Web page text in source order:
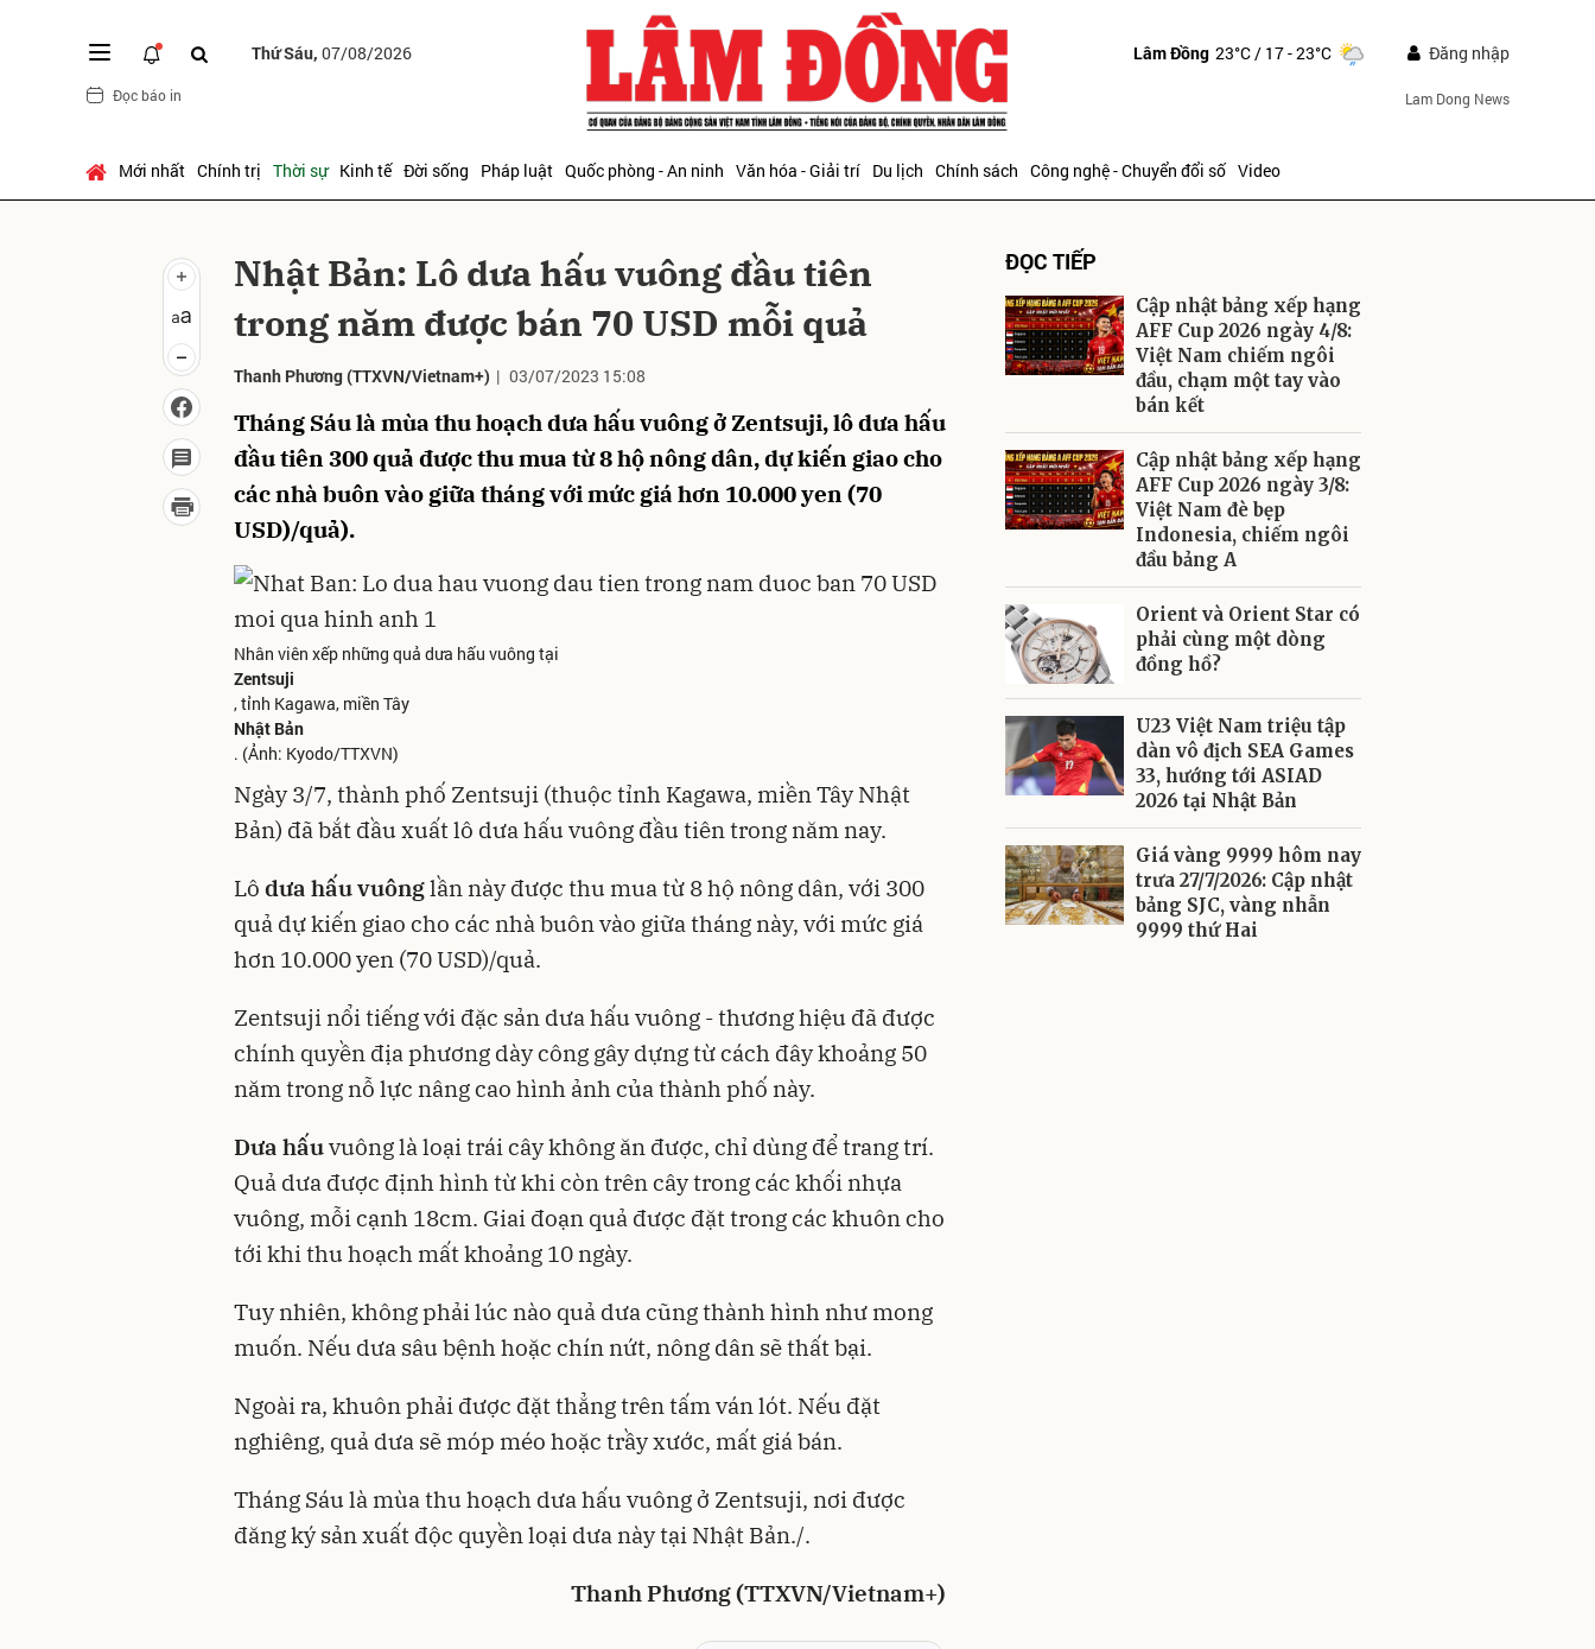
Thứ Sáu, 07/08/2026
Đọc báo in
Lâm Đồng 23°C/ 17 - 23°C Đăng nhập
Lam Dong News
Mới nhất Chính trị Thời sự Kinh tế Đời sống Pháp luật Quốc phòng - An ninh Văn hóa - Giải trí Du lịch Chính sách Công nghệ - Chuyển đổi số Video
Nhật Bản: Lô dưa hấu vuông đầu tiên
trong năm được bán 70 USD mỗi quả
Thanh Phương(TTXVN/Vietnam+) | 03/07/2023 15:08
Tháng Sáu là mùa thu hoạch dưa hấu vuông ở Zentsuji, lô dưa hấu
đầu tiên 300 quả được thu mua từ 8 hộ nông dân, dự kiến giao cho
các nhà buôn vào giữa tháng với mức giá hơn 10.000 yen (70
USD)/quả).
Nhân viên xếp những quả dưa hấu vuông tại
Zentsuji
, tỉnh Kagawa, miền Tây
Nhật Bản
. (Ảnh: Kyodo/TTXVN)
Ngày 3/7, thành phố Zentsuji (thuộc tỉnh Kagawa, miền Tây Nhật
Bản) đã bắt đầu xuất lô dưa hấu vuông đầu tiên trong năm nay.
Lô dưa hấu vuônglần này được thu mua từ 8 hộ nông dân, với 300
quả dự kiến giao cho các nhà buôn vào giữa tháng này, với mức giá
hơn 10.000 yen (70 USD)/quả.
Zentsuji nổi tiếng với đặc sản dưa hấu vuông - thương hiệu đã được
chính quyền địa phương dày công gây dựng từ cách đây khoảng 50
năm trong nỗ lực nâng cao hình ảnh của thành phố này.
Dưa hấuvuông là loại trái cây không ăn được, chỉ dùng để trang trí.
Quả dưa được định hình từ khi còn trên cây trong các khối nhựa
vuông, mỗi cạnh 18cm. Giai đoạn quả được đặt trong các khuôn cho
tới khi thu hoạch mất khoảng 10 ngày.
Tuy nhiên, không phải lúc nào quả dưa cũng thành hình như mong
muốn. Nếu dưa sâu bệnh hoặc chín nứt, nông dân sẽ thất bại.
Ngoài ra, khuôn phải được đặt thẳng trên tấm ván lót. Nếu đặt
nghiêng, quả dưa sẽ móp méo hoặc trầy xước, mất giá bán.
Tháng Sáu là mùa thu hoạch dưa hấu vuông ở Zentsuji, nơi được
đăng ký sản xuất độc quyền loại dưa này tại Nhật Bản./.
Thanh Phương (TTXVN/Vietnam+)
ĐỌC TIẾP
Cập nhật bảng xếp hạng
AFF Cup 2026 ngày 4/8:
Việt Nam chiếm ngôi
đầu, chạm một tay vào
bán kết
Cập nhật bảng xếp hạng
AFF Cup 2026 ngày 3/8:
Việt Nam đè bẹp
Indonesia, chiếm ngôi
đầu bảng A
Orient và Orient Star có
phải cùng một dòng
đồng hồ?
U23 Việt Nam triệu tập
dàn vô địch SEA Games
33, hướng tới ASIAD
2026 tại Nhật Bản
Giá vàng 9999 hôm nay
trưa 27/7/2026: Cập nhật
bảng SJC, vàng nhẫn
9999 thứ Hai
Gửi bình luận